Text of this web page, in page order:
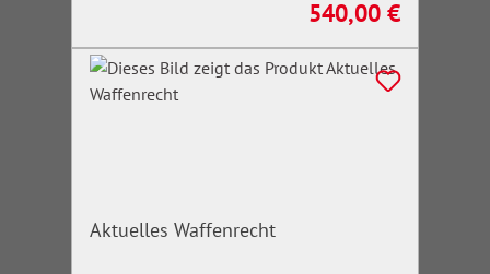
Regulärer Preis:
540,00 €
Aktuelles Waffenrecht